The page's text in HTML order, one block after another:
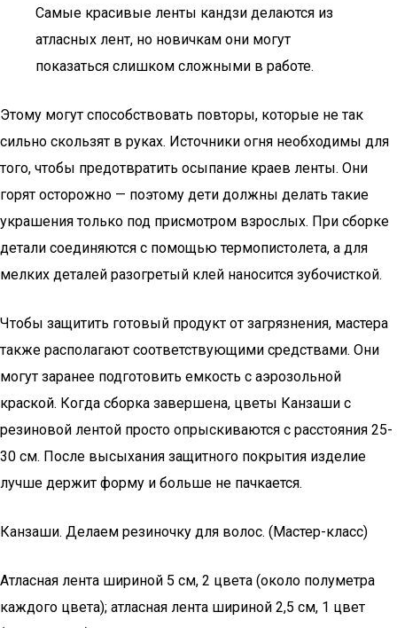
Самые красивые ленты кандзи делаются из
атласных лент, но новичкам они могут
показаться слишком сложными в работе.
Этому могут способствовать повторы, которые не так
сильно скользят в руках. Источники огня необходимы для
того, чтобы предотвратить осыпание краев ленты. Они
горят осторожно — поэтому дети должны делать такие
украшения только под присмотром взрослых. При сборке
детали соединяются с помощью термопистолета, а для
мелких деталей разогретый клей наносится зубочисткой.
Чтобы защитить готовый продукт от загрязнения, мастера
также располагают соответствующими средствами. Они
могут заранее подготовить емкость с аэрозольной
краской. Когда сборка завершена, цветы Канзаши с
резиновой лентой просто опрыскиваются с расстояния 25-
30 см. После высыхания защитного покрытия изделие
лучше держит форму и больше не пачкается.
Канзаши. Делаем резиночку для волос. (Мастер-класс)
Атласная лента шириной 5 см, 2 цвета (около полуметра
каждого цвета); атласная лента шириной 2,5 см, 1 цвет